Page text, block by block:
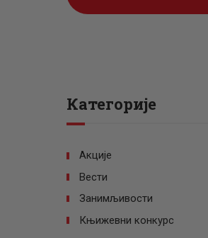
Категорије
Акције
Вести
Занимљивости
Књижевни конкурс